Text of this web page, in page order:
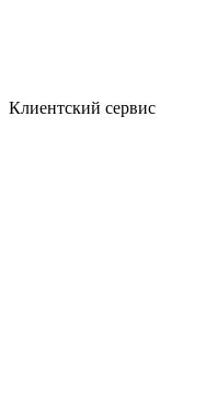
Клиентский сервис